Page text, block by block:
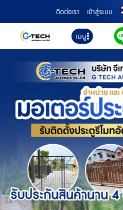
ติดต่อเรา เข้าสู่ระบบ
เมนู